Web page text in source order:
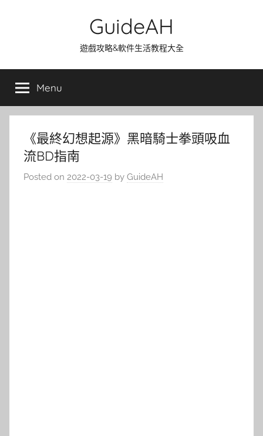
GuideAH
遊戲攻略&軟件生活教程大全
Menu
《最終幻想起源》黑暗騎士拳頭吸血
流BD指南
Posted on 2022-03-19 by GuideAH